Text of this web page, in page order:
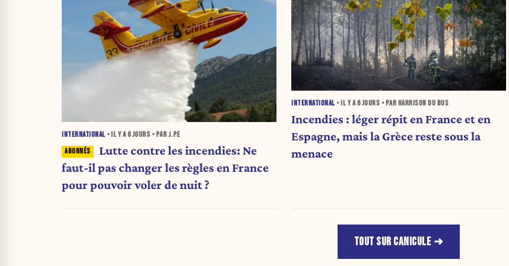
INTERNATIONAL • IL Y A6 JOURS • PAR J.PE
Lutte contre les incendies: Ne
faut-il pas changer les règles en France
pour pouvoir voler de nuit ?
INTERNATIONAL • IL Y A6 JOURS • PAR HARRISON DU BUS
Incendies : léger répit en France et en
Espagne, mais la Grèce reste sous la
menace
TOUT SUR CANICULE